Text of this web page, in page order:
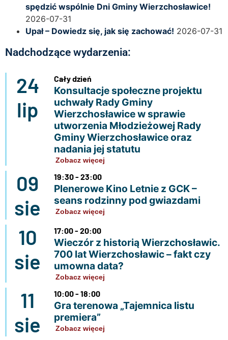
spędzić wspólnie Dni Gminy Wierzchosławice!
2026-07-31
Upał – Dowiedz się, jak się zachować! 2026-07-31
Nadchodzące wydarzenia:
24
lip
Cały dzień
Konsultacje społeczne projektu
uchwały Rady Gminy
Wierzchosławice w sprawie
utworzenia Młodzieżowej Rady
Gminy Wierzchosławice oraz
nadania jej statutu
Zobacz więcej
09
sie
19:30 - 23:00
Plenerowe Kino Letnie z GCK –
seans rodzinny pod gwiazdami
Zobacz więcej
10
sie
17:00 - 20:00
Wieczór z historią Wierzchosławic.
700 lat Wierzchosławic – fakt czy
umowna data?
Zobacz więcej
11
sie
10:00 - 18:00
Gra terenowa „Tajemnica listu
premiera”
Zobacz więcej